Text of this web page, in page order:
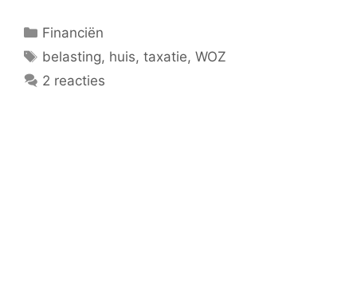
Categorieën
Financiën
Tags
belasting, huis,taxatie,WOZ
2 reacties